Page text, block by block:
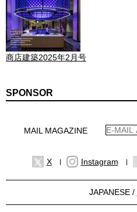
商店建築2025年2月号
SPONSOR
MAIL MAGAZINE
X Instagram
JAPANESE /